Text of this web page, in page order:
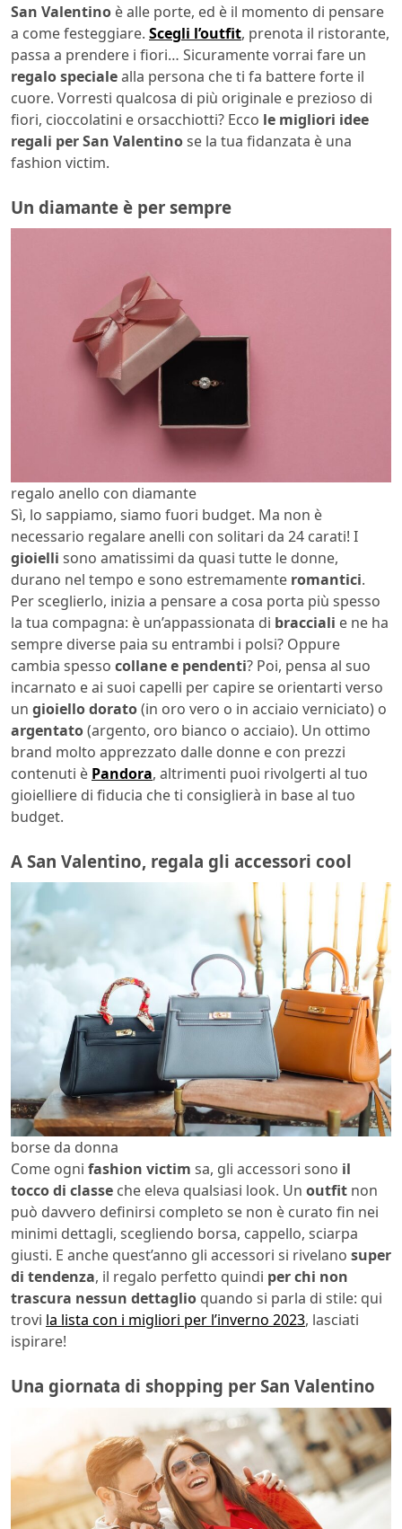
San Valentino è alle porte, ed è il momento di pensare
a come festeggiare. Scegli l’outfit, prenota il ristorante,
passa a prendere i fiori… Sicuramente vorrai fare un
regalo specialealla persona che ti fa battere forte il
cuore. Vorresti qualcosa di più originale e prezioso di
fiori, cioccolatini e orsacchiotti? Ecco le migliori idee
regali per San Valentinose la tua fidanzata è una
fashion victim.
Un diamante è per sempre
regalo anello con diamante
Sì, lo sappiamo, siamo fuori budget. Ma non è
necessario regalare anelli con solitari da 24 carati! I
gioielli sono amatissimi da quasi tutte le donne,
durano nel tempo e sono estremamente romantici.
Per sceglierlo, inizia a pensare a cosa porta più spesso
la tua compagna: è un’appassionata di bracciali e ne ha
sempre diverse paia su entrambi i polsi? Oppure
cambia spesso collane e pendenti? Poi, pensa al suo
incarnato e ai suoi capelli per capire se orientarti verso
un gioiello dorato(in oro vero o in acciaio verniciato) o
argentato(argento, oro bianco o acciaio). Un ottimo
brand molto apprezzato dalle donne e con prezzi
contenuti è Pandora, altrimenti puoi rivolgerti al tuo
gioielliere di fiducia che ti consiglierà in base al tuo
budget.
A San Valentino, regala gli accessori cool
borse da donna
Come ogni fashion victim sa, gli accessori sono il
tocco di classe che eleva qualsiasi look. Un outfit non
può davvero definirsi completo se non è curato fin nei
minimi dettagli, scegliendo borsa, cappello, sciarpa
giusti. E anche quest’anno gli accessori si rivelano super
di tendenza, il regalo perfetto quindi per chi non
trascura nessun dettaglio quando si parla di stile: qui
trovi la lista con i migliori per l’inverno 2023, lasciati
ispirare!
Una giornata di shopping per San Valentino